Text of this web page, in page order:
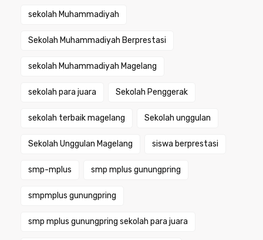
sekolah Muhammadiyah
Sekolah Muhammadiyah Berprestasi
sekolah Muhammadiyah Magelang
sekolah para juara Sekolah Penggerak
sekolah terbaik magelang Sekolah unggulan
Sekolah Unggulan Magelang siswa berprestasi
smp-mplus smp mplus gunungpring
smpmplus gunungpring
smp mplus gunungpring sekolah para juara